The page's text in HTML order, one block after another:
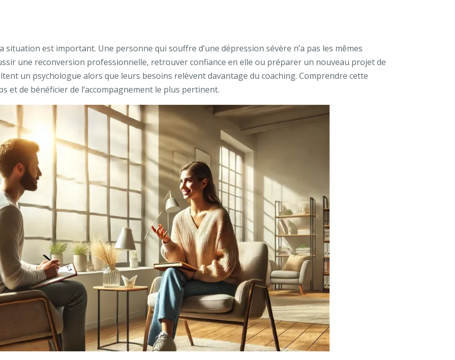
est important. Une personne qui souffre d’une dépression sévère n’a pas les mêmes
une reconversion professionnelle, retrouver confiance en elle ou préparer un nouveau projet de
un psychologue alors que leurs besoins relèvent davantage du coaching. Comprendre cette
et de bénéficier de l’accompagnement le plus pertinent.